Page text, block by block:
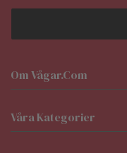
Om Vågar.com
Våra Kategorier